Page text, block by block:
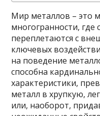
Мир металлов – это
многогранности, где
переплетаются с
ключевых
на поведение
способна
характеристики,
металл в хрупкую,
или, наоборот,